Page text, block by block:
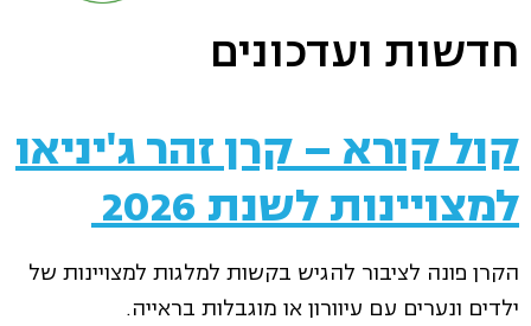
חדשות ועדכונים
קול קורא – קרן זהר ג'יניאו
למצויינות לשנת 2026
הקרן פונה לציבור להגיש בקשות למלגות למצויינות של
ילדים ונערים עם עיוורון או מוגבלות בראייה.